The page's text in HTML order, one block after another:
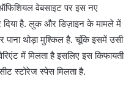
वेबसाइट पर इस नए
है. लुक और डिज़ाइन के मामले में
थोड़ा मुश्किल है. चूंकि इसमें उसी
में मिलता है इसलिए इस किफायती
स्टोरेज स्पेस मिलता है.